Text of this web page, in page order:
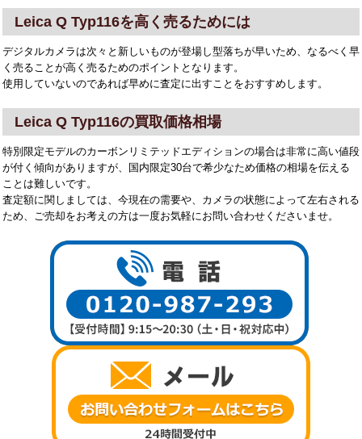
Leica Q Typ116を高く売るためには
デジタルカメラは次々と新しいものが登場し型落ちが早いため、なるべく早
く売ることが高く売るためのポイントとなります。
使用していないのであれば早めに査定に出すことをおすすめします。
Leica Q Typ116の買取価格相場
特別限定モデルのカーボンリミテッドエディションの場合は非常に高い値段
が付く傾向がありますが、国内限定30台で希少なため価格の相場を伝える
ことは難しいです。
査定額に関しましては、今現在の需要や、カメラの状態によって左右される
ため、ご売却をお考えの方は一度お気軽にお問い合わせくださいませ。